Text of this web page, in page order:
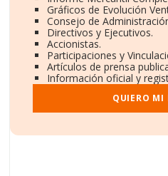
Gráficos de Evolución
Consejo de
Directivos y Ejecutivos.
Accionistas.
Participaciones y
Artículos de prensa
Información oficial y
QUIERO MI